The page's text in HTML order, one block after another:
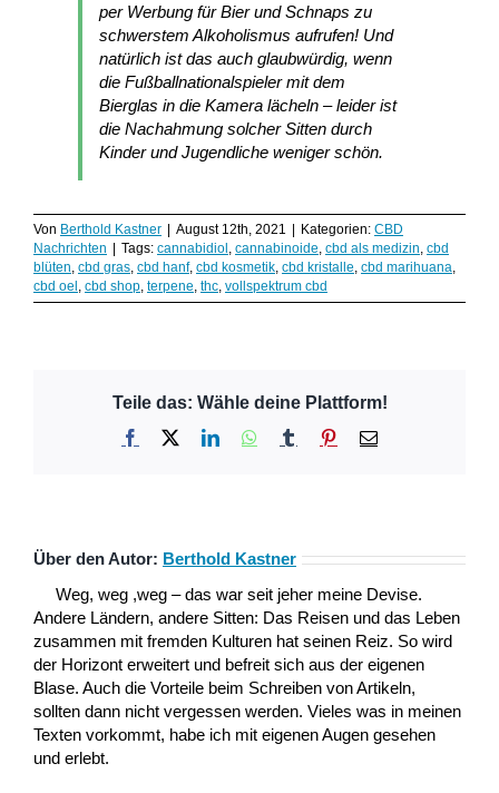
per Werbung für Bier und Schnaps zu
schwerstem Alkoholismus aufrufen! Und
natürlich ist das auch glaubwürdig, wenn
die Fußballnationalspieler mit dem
Bierglas in die Kamera lächeln – leider ist
die Nachahmung solcher Sitten durch
Kinder und Jugendliche weniger schön.
Von Berthold Kastner | August 12th, 2021 | Kategorien: CBD
Nachrichten | Tags: cannabidiol, cannabinoide, cbd als medizin, cbd
blüten, cbd gras, cbd hanf, cbd kosmetik, cbd kristalle, cbd marihuana,
cbd oel, cbd shop, terpene, thc, vollspektrum cbd
Teile das: Wähle deine Plattform!
Facebook LinkedInWhatsApp
Tumblr Pinterest
E-
Über den Autor: Berthold Kastner
Weg, weg ,weg – das war seit jeher meine Devise.
Andere Ländern, andere Sitten: Das Reisen und das Leben
zusammen mit fremden Kulturen hat seinen Reiz. So wird
der Horizont erweitert und befreit sich aus der eigenen
Blase. Auch die Vorteile beim Schreiben von Artikeln,
sollten dann nicht vergessen werden. Vieles was in meinen
Texten vorkommt, habe ich mit eigenen Augen gesehen
und erlebt.